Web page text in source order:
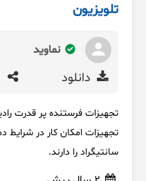
تلویزیون
نماوید
دانلود
تجهیزات فرستنده پر قدرت
سانتیگراد را دارند.